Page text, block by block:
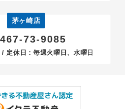
茅ヶ崎店
73-9085
定休日：毎週火曜日、水曜日